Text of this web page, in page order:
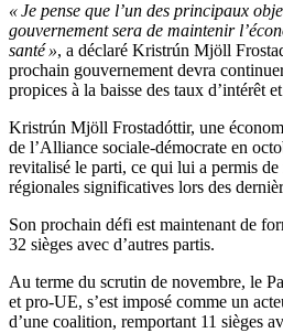
« Je pense que l’un des principaux
gouvernement sera de maintenir
santé », a déclaré Kristrún Mjöll
prochain gouvernement devra
propices à la baisse des taux d’intérêt
Kristrún Mjöll Frostadóttir, une
de l’Alliance sociale-démocrate en
revitalisé le parti, ce qui lui a permis
régionales significatives lors des
Son prochain défi est maintenant de
32 sièges avec d’autres partis.
Au terme du scrutin de novembre, le
et pro-UE, s’est imposé comme un
d’une coalition, remportant 11 sièges